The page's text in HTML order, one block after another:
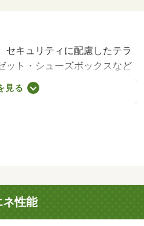
セキュリティに配慮したテラ
ット・シューズボックスなど
理がしやすく便利です。洗
チェックをするときにも役立
ＢＳが視聴できます。入居
ココにございますので確認
。入居時からインターネット
ＮＳを見るためにすぐにイン
方にもおすすめです。・賃貸
見る
ネ性能